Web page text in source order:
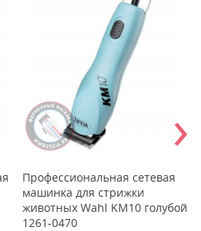
Профессиональная сетевая
машинка для стрижки
животных Wahl KM10 голубой
1261-0470
›